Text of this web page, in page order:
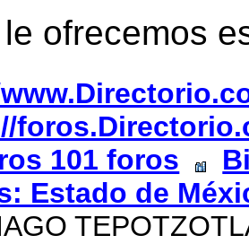
ofrecemos
101 foros
Estado de